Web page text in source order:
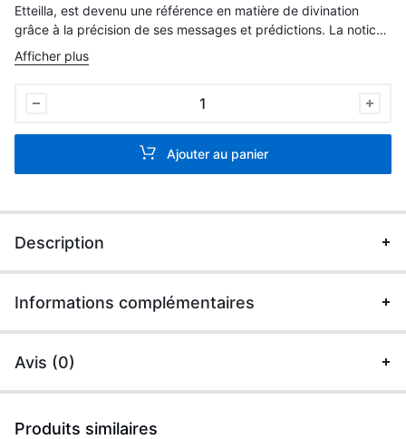
Etteilla, est devenu une référence en matière de divination
grâce à la précision de ses messages et prédictions. La notice
donne des clés d’interprétation de chaque carte et des
méthodes de tirage.
Afficher plus
Etteilla
78
traditionnelles
et
une
Coffret
quantité
Ajouter au panier
Description
Informations complémentaires
Avis (0)
Produits similaires